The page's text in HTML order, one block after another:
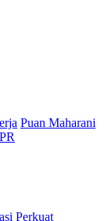
Puan Maharani
Perkuat